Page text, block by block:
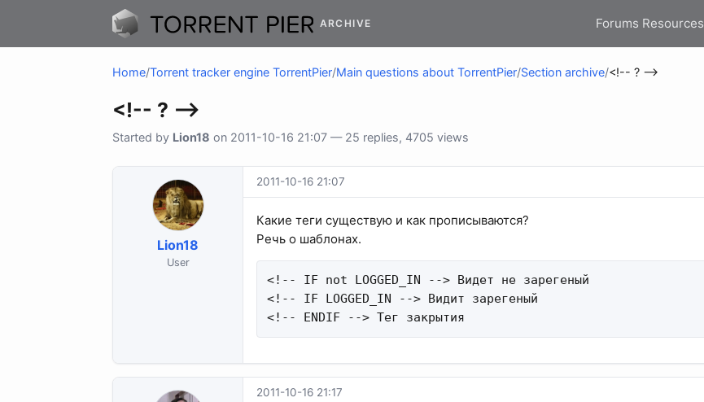
ARCHIVE Forums Resources
Home/Torrent tracker engine TorrentPier/Main questions about TorrentPier/Section archive/<!-- ? -->
<!-- ? -->
Started by Lion18 on 2011-10-16 21:07 — 25 replies, 4705 views
Lion18
User
2011-10-16 21:07
Какие теги существую и как прописываются?
Речь о шаблонах.
<!-- IF not LOGGED_IN --> Видет не зарегеный
<!-- IF LOGGED_IN --> Видит зарегеный
<!-- ENDIF --> Тег закрытия
2011-10-16 21:17